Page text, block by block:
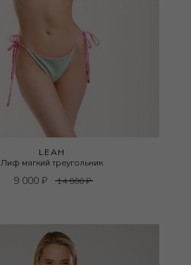
LEAH
Лиф мягкий треугольник
9 000 ₽ 14 000₽